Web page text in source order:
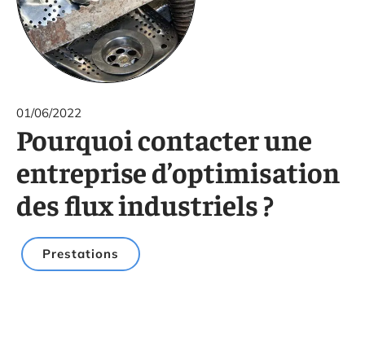
01/06/2022
Pourquoi contacter une
entreprise d’optimisation
des flux industriels ?
Prestations